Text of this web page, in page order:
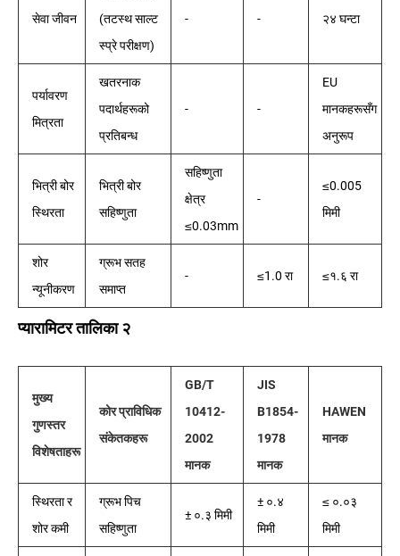
सेवा जीवन
(तटस्थ साल्ट
स्प्रे परीक्षण)
- - २४ घन्टा
पर्यावरण
मित्रता
खतरनाक
पदार्थहरूको
प्रतिबन्ध
- -
EU
मानकहरूसँग
अनुरूप
भित्री बोर
स्थिरता
भित्री बोर
सहिष्णुता
सहिष्णुता
क्षेत्र
≤0.03mm
-
≤0.005
मिमी
शोर
न्यूनीकरण
ग्रूभ सतह
समाप्त
- ≤1.0 रा ≤१.६ रा
प्यारामिटर तालिका २
मुख्य
गुणस्तर
विशेषताहरू
कोर प्राविधिक
संकेतकहरू
GB/T
10412-
2002
मानक
JIS
B1854-
1978
मानक
HAWEN
मानक
स्थिरता र
शोर कमी
ग्रूभ पिच
सहिष्णुता
± ०.३ मिमी
± ०.४
मिमी
≤ ०.०३
मिमी